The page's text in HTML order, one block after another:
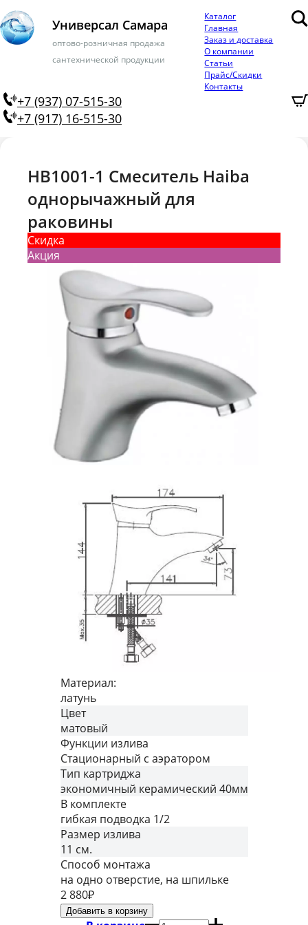
Универсал Самара
оптово-розничная продажа
сантехнической продукции
Каталог
Главная
Заказ и доставка
О компании
Статьи
Прайс/Скидки
Контакты
+7 (937) 07-515-30
+7 (917) 16-515-30
HB1001-1 Смеситель Haiba
однорычажный для
раковины
Скидка
Акция
Материал:
латунь
Цвет
матовый
Функции излива
Стационарный с аэратором
Тип картриджа
экономичный керамический 40мм
В комплекте
гибкая подводка 1/2
Размер излива
11 см.
Способ монтажа
на одно отверстие, на шпильке
2 880₽